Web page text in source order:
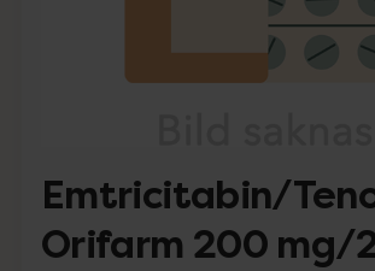
Emtricitabin/
Orifarm 200 mg/